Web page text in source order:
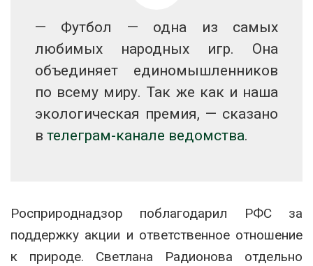
— Футбол — одна из самых
любимых народных игр. Она
объединяет единомышленников
по всему миру. Так же как и наша
экологическая премия, — сказано
в телеграм-канале ведомства.
Росприроднадзор поблагодарил РФС за
поддержку акции и ответственное отношение
к природе. Светлана Радионова отдельно